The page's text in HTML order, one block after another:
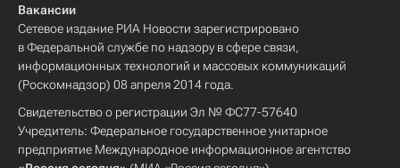
Вакансии
Сетевое издание РИА Новости зарегистрировано
в Федеральной службе по надзору в сфере связи,
информационных технологий и массовых коммуникаций
(Роскомнадзор) 08 апреля 2014 года.
Свидетельство о регистрации Эл № ФС77-57640
Учредитель: Федеральное государственное унитарное
предприятие Международное информационное агентство